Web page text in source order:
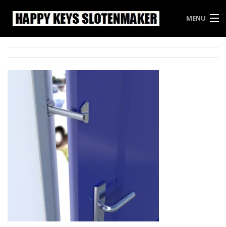
MENU
HAPPY KEYS
WEES INBREKERS EEN STAPJE VOOR
PRIJSLIJST HAPPY KEYS
VRIJBLIJVENDE OFFERTE
CONTACT